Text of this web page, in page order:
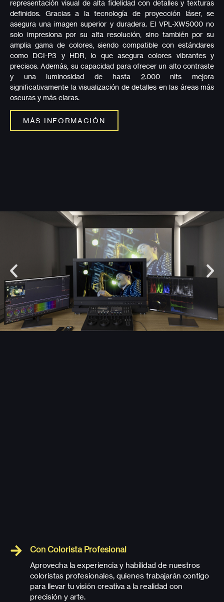
representación visual de alta fidelidad con detalles y texturas
definidos. Gracias a la tecnología de proyección láser, se
asegura una imagen superior y duradera. El VPL-XW5000 no
solo impresiona por su alta resolución, sino también por su
amplia gama de colores, siendo compatible con estándares
como DCI-P3 y HDR, lo que asegura colores vibrantes y
precisos. Además, su capacidad para ofrecer un alto contraste
y una luminosidad de hasta 2.000 nits mejora
significativamente la visualización de detalles en las áreas más
oscuras y más claras.
MÁS INFORMACIÓN
Con Colorista Profesional
Aprovecha la experiencia y habilidad de nuestros
coloristas profesionales, quienes trabajarán contigo
para llevar tu visión creativa a la realidad con
precisión y arte.